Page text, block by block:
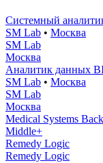
Системный
SM Lab • Москва
SM Lab
Москва
Аналитик данных
SM Lab • Москва
SM Lab
Москва
Medical Systems
Middle+
Remedy Logic
Remedy Logic